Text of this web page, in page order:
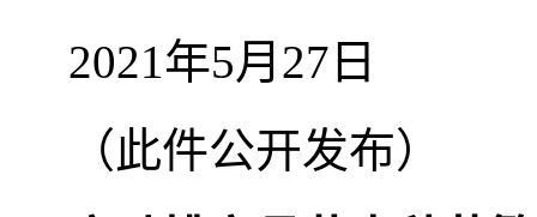
2021年5月27日
（此件公开发布）